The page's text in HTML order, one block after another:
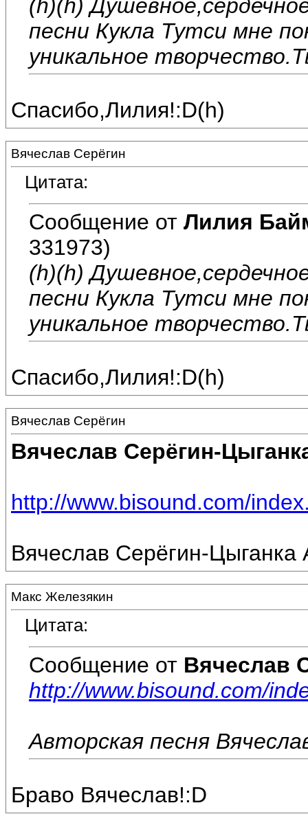
(h)(h)
песни Кукла Тутси мне
уникальное
Спасибо,Лилия!:D(h)
Вячеслав Серёгин
Цитата:
Сообщение от Лилия
331973)
(h)(h)
песни Кукла Тутси мне
уникальное
Спасибо,Лилия!:D(h)
Вячеслав Серёгин
Вячеслав Серёгин-
http://www.bisound.com/
Вячеслав Серёгин-Цыганка
Макс Железякин
Цитата:
Сообщение от Вячеслав
http://www.bisound.com/
Авторская песня
Браво Вячеслав!:D